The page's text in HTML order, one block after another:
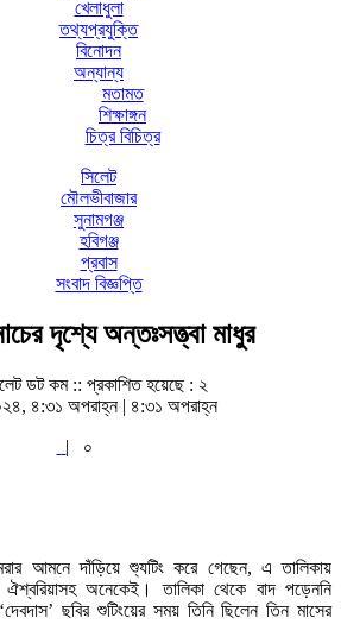
খেলাধুলা
তথ্যপ্রযুক্তি
বিনোদন
অন্যান্য
মতামত
শিক্ষাঙ্গন
চিত্র বিচিত্র
সিলেট
মৌলভীবাজার
সুনামগঞ্জ
হবিগঞ্জ
প্রবাস
সংবাদ বিজ্ঞপ্তি
দৃশ্যে অন্তঃসত্ত্বা মাধুর
ডট কম :: প্রকাশিত হয়েছে : ২
৪:৩১ অপরাহ্ন | ৪:৩১ অপরাহ্ন
|
০
আমনে দাঁড়িয়ে শ্যুটিং করে গেছেন, এ তালিকায়
ঐশ্বরিয়াসহ অনেকেই। তালিকা থেকে বাদ পড়েননি
ছবির শুটিংয়ের সময় তিনি ছিলেন তিন মাসের